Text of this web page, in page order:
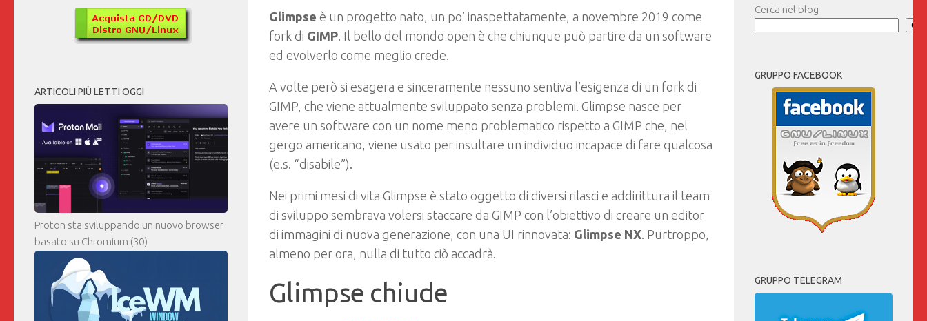
Glimpse è un progetto nato, un po’ inaspettatamente, a novembre 2019 come
fork di GIMP. Il bello del mondo open è che chiunque può partire da un software
ed evolverlo come meglio crede.
A volte però si esagera e sinceramente nessuno sentiva l’esigenza di un fork di
GIMP, che viene attualmente sviluppato senza problemi. Glimpse nasce per
avere un software con un nome meno problematico rispetto a GIMP che, nel
gergo americano, viene usato per insultare un individuo incapace di fare qualcosa
(e.s. “disabile”).
Nei primi mesi di vita Glimpse è stato oggetto di diversi rilasci e addirittura il team
di sviluppo sembrava volersi staccare da GIMP con l’obiettivo di creare un editor
di immagini di nuova generazione, con una UI rinnovata: Glimpse NX. Purtroppo,
almeno per ora, nulla di tutto ciò accadrà.
Glimpse chiude
ARTICOLI PIÙ LETTI OGGI
Proton sta sviluppando un nuovo browser
basato su Chromium (30)
Cerca nel blog
GRUPPO FACEBOOK
GRUPPO TELEGRAM